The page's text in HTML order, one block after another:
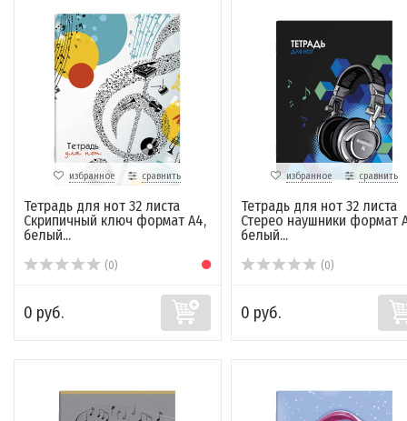
избранное сравнить
Тетрадь для нот 32 листа
Скрипичный ключ формат А4,
белый...
(0)
0 руб.
избранное сравнить
Тетрадь для нот 32 листа
Стерео наушники формат
белый...
(0)
0 руб.